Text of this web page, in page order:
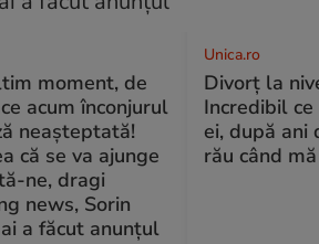
moment, de
acum înconjurul
neașteptată!
că se va ajunge
ne, dragi
news, Sorin
a făcut anunțul
Unica.ro
Divorț la
Incredibil
ei, după ani
rău când